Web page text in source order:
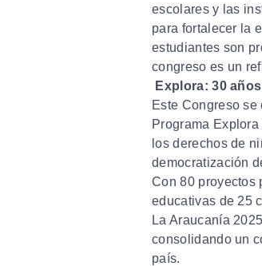
escolares y las
para fortalecer la
estudiantes son
congreso es un
Explora: 30
Este Congreso
Programa
los derechos de
democratización
Con 80 proyectos
educativas de 25
La Araucanía
consolidando un
país.